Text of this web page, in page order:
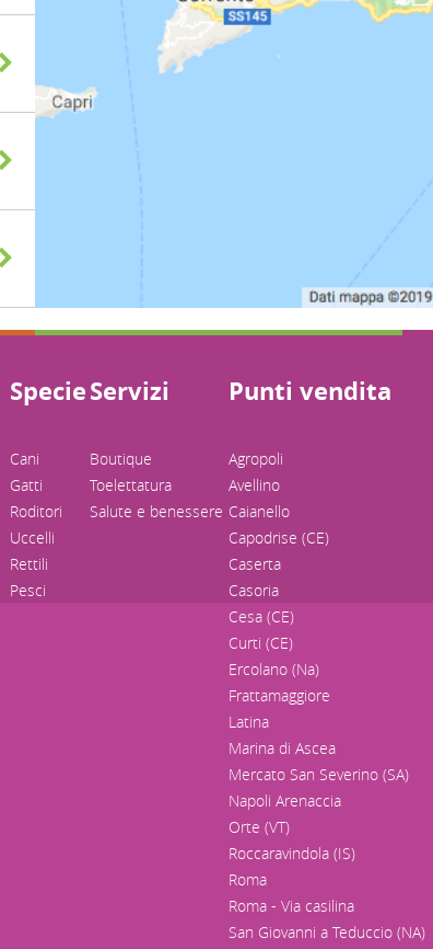
Specie
Cani
Gatti
Roditori
Uccelli
Rettili
Pesci
Servizi
Boutique
Toelettatura
Salute e benessere
Punti vendita
Agropoli
Avellino
Caianello
Capodrise (CE)
Caserta
Casoria
Cesa (CE)
Curti (CE)
Ercolano (Na)
Frattamaggiore
Latina
Marina di Ascea
Mercato San Severino (SA)
Napoli Arenaccia
Orte (VT)
Roccaravindola (IS)
Roma
Roma - Via casilina
San Giovanni a Teduccio (NA)